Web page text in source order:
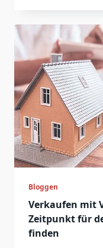
Bloggen
Verkaufen mit
Zeitpunkt für
finden